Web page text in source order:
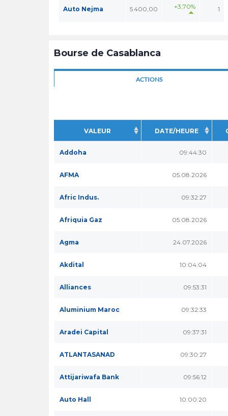
Auto Nejma 5 400,00 +3,70% 1
Bourse de Casablanca
ACTIONS
VALEUR DATE/HEURE
Addoha 09:44:30
AFMA 05.08.2026
Afric Indus. 09:32:27
Afriquia Gaz 05.08.2026
Agma 24.07.2026
Akdital 10:04:04
Alliances 09:53:31
Aluminium Maroc 09:32:33
Aradei Capital 09:37:31
ATLANTASANAD 09:30:27
Attijariwafa Bank 09:56:12
Auto Hall 10:00:20